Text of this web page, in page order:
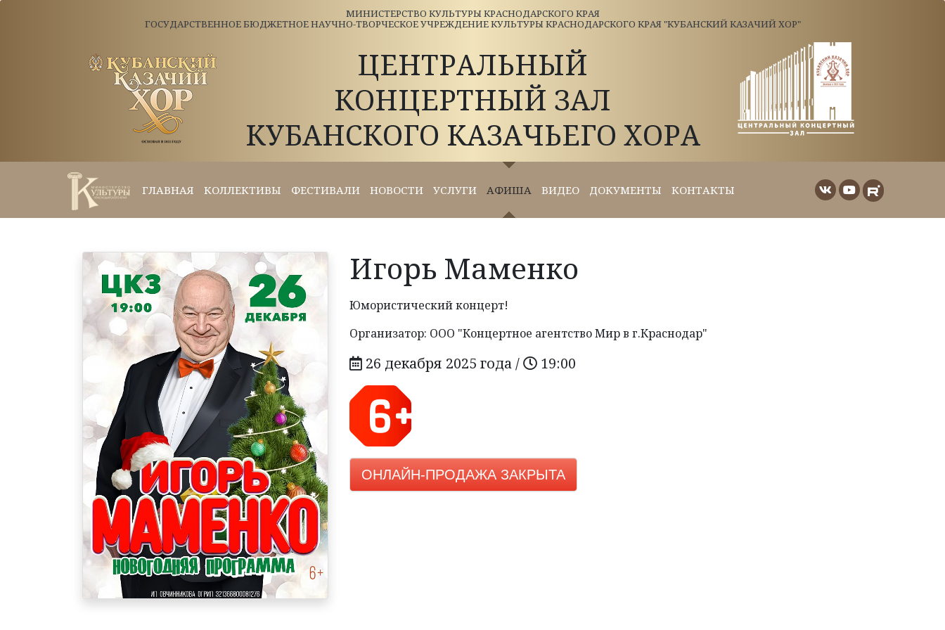
МИНИСТЕРСТВО КУЛЬТУРЫ КРАСНОДАРСКОГО КРАЯ
ГОСУДАРСТВЕННОЕ БЮДЖЕТНОЕ НАУЧНО-ТВОРЧЕСКОЕ УЧРЕЖДЕНИЕ КУЛЬТУРЫ КРАСНОДАРСКОГО КРАЯ "КУБАНСКИЙ КАЗАЧИЙ ХОР"
ЦЕНТРАЛЬНЫЙ
КОНЦЕРТНЫЙ ЗАЛ
КУБАНСКОГО КАЗАЧЬЕГО ХОРА
ГЛАВНАЯ КОЛЛЕКТИВЫ ФЕСТИВАЛИ НОВОСТИ УСЛУГИ АФИША ВИДЕО ДОКУМЕНТЫ КОНТАКТЫ
Игорь Маменко
Юмористический концерт!
Организатор: ООО "Концертное агентство Мир в г.Краснодар"
26 декабря 2025 года / 19:00
ОНЛАЙН-ПРОДАЖА ЗАКРЫТА